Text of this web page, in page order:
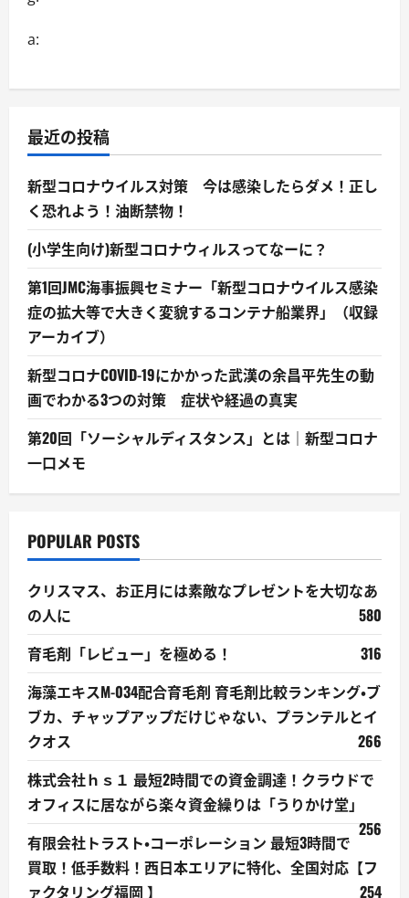
a:
最近の投稿
新型コロナウイルス対策 今は感染したらダメ！正し
く恐れよう！油断禁物！
(小学生向け)新型コロナウィルスってなーに？
第1回JMC海事振興セミナー「新型コロナウイルス感染
症の拡大等で大きく変貌するコンテナ船業界」（収録
アーカイブ）
新型コロナCOVID-19にかかった武漢の余昌平先生の動
画でわかる3つの対策 症状や経過の真実
第20回「ソーシャルディスタンス」とは｜新型コロナ
一口メモ
POPULAR POSTS
クリスマス、お正月には素敵なプレゼントを大切なあ
の人に
580
育毛剤「レビュー」を極める！
316
海藻エキスM-034配合育毛剤 育毛剤比較ランキング・ブ
ブカ、チャップアップだけじゃない、プランテルとイ
クオス
266
株式会社ｈｓ１ 最短2時間での資金調達！クラウドで
オフィスに居ながら楽々資金繰りは「うりかけ堂」
256
有限会社トラスト・コーポレーション 最短3時間で
買取！低手数料！西日本エリアに特化、全国対応【フ
ァクタリング福岡 】
254